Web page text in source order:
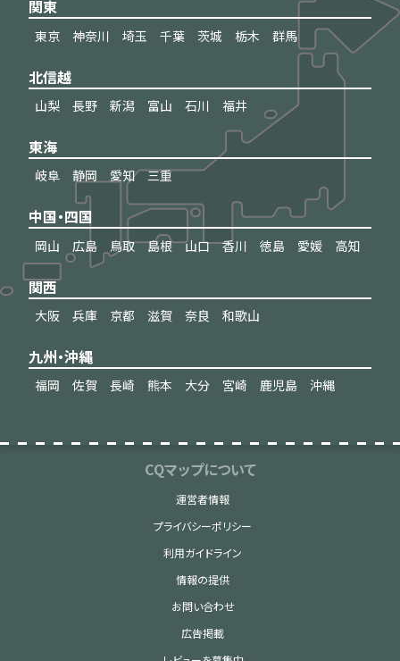
関東
東京 神奈川 埼玉 千葉 茨城 栃木 群馬
北信越
山梨 長野 新潟 富山 石川 福井
東海
岐阜 静岡 愛知 三重
中国・四国
岡山 広島 鳥取 島根 山口 香川 徳島 愛媛 高知
関西
大阪 兵庫 京都 滋賀 奈良 和歌山
九州・沖縄
福岡 佐賀 長崎 熊本 大分 宮崎 鹿児島 沖縄
CQマップについて
運営者情報
プライバシーポリシー
利用ガイドライン
情報の提供
お問い合わせ
広告掲載